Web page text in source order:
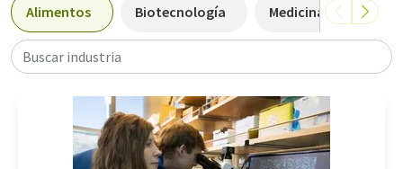
Alimentos Biotecnología Medicina
Buscar industria